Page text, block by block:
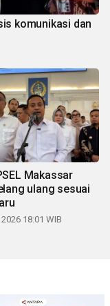
komunikasi dan
Makassar
ulang sesuai
18:01 WIB